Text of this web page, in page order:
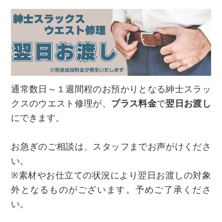
通常数日～１週間程のお預かりとなる紳士スラッ
クスのウエスト修理が、 プラス料金で翌日お渡し
にできます。
お急ぎのご相談は、スタッフまでお声がけくださ
い。
※素材やお仕立ての状況により翌日お渡しの対象
外となるものがございます。予めご了承くださ
い。